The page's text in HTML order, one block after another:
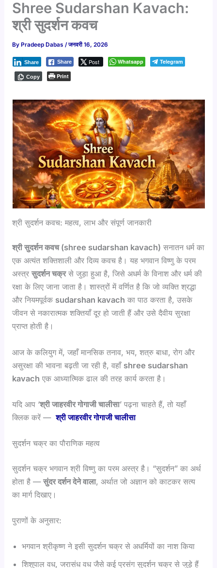
Shree Sudarshan Kavach:
श्री सुदर्शन कवच
By Pradeep Dabas/जनवरी 16, 2026
Share Post
Share Whatsapp Telegram
Copy Print
श्री सुदर्शन कवच: महत्व, लाभ और संपूर्ण जानकारी
श्री सुदर्शन कवच (shree sudarshan kavach) सनातन धर्म का
एक अत्यंत शक्तिशाली और दिव्य कवच है। यह भगवान विष्णु के परम
अस्त्रसुदर्शन चक्रसे जुड़ा हुआ है, जिसे अधर्म के विनाश और धर्म की
रक्षा के लिए जाना जाता है। शास्त्रों में वर्णित है कि जो व्यक्ति श्रद्धा
और नियमपूर्वक sudarshan kavach का पाठ करता है, उसके
जीवन से नकारात्मक शक्तियाँ दूर हो जाती हैं और उसे दैवीय सुरक्षा
प्राप्त होती है।
आज के कलियुग में, जहाँ मानसिक तनाव, भय, शत्रु बाधा, रोग और
असुरक्षा की भावना बढ़ती जा रही है, वहाँ shree sudarshan
kavach एक आध्यात्मिक ढाल की तरह कार्य करता है।
यदि आप ‘श्री जाहरवीर गोगाजी चालीसा’ पढ़ना चाहते हैं, तो यहाँ
क्लिक करें —श्री जाहरवीर गोगाजी चालीसा
सुदर्शन चक्र का पौराणिक महत्व
सुदर्शन चक्र भगवान श्री विष्णु का परम अस्त्र है। “सुदर्शन” का अर्थ
होता है —सुंदर दर्शन देने वाला, अर्थात जो अज्ञान को काटकर सत्य
का मार्ग दिखाए।
पुराणों के अनुसार:
भगवान श्रीकृष्ण ने इसी सुदर्शन चक्र से अधर्मियों का नाश किया
शिशुपाल वध, जरासंध वध जैसे कई प्रसंग सुदर्शन चक्र से जुड़े हैं